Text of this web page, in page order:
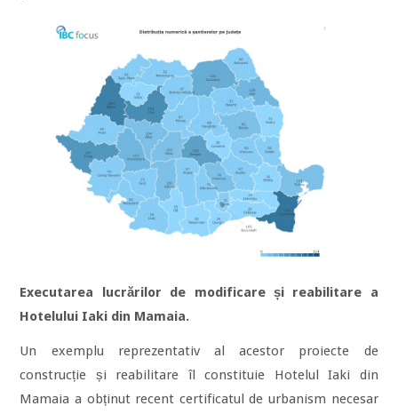
Executarea lucrărilor de modificare și reabilitare a
Hotelului Iaki din Mamaia.
Un exemplu reprezentativ al acestor proiecte de
construcție și reabilitare îl constituie Hotelul Iaki din
Mamaia a obținut recent certificatul de urbanism necesar